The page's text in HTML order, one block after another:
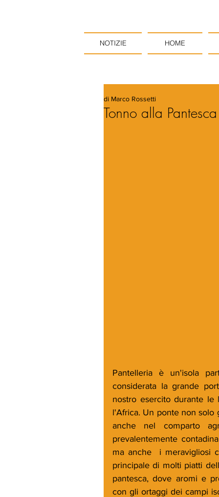
NOTIZIE HOME
Tonno alla Pantesca
di Marco Rossetti
Pantelleria è un'isola
considerata la grande
nostro esercito durante
l'Africa. Un ponte non solo
anche nel comparto
prevalentemente
ma anche  i meravigliosi
principale di molti piatti
pantesca, dove aromi e
con gli ortaggi dei campi